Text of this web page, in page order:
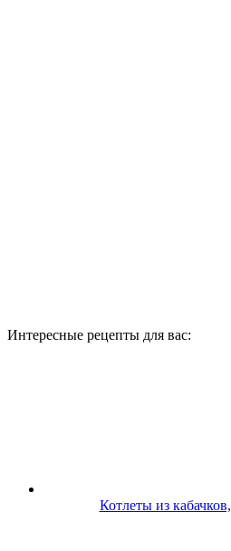
Интересные рецепты для вас:
Котлеты из